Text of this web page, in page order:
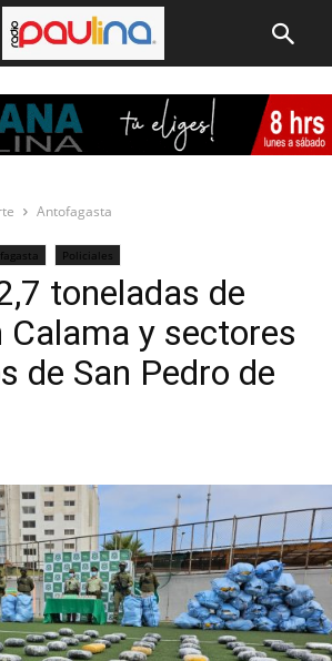
Antofagasta
Policiales
toneladas de
Calama y sectores
de San Pedro de